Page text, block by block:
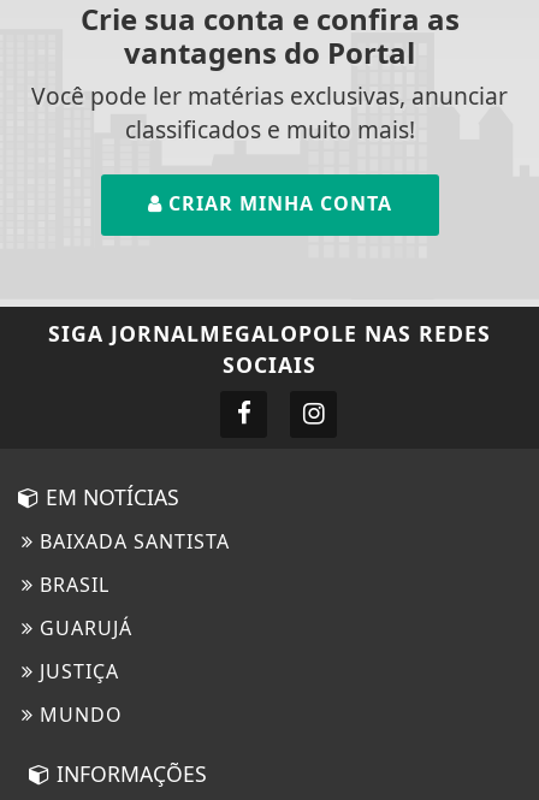
Crie sua conta e confira as
vantagens do Portal
Você pode ler matérias exclusivas, anunciar
classificados e muito mais!
CRIAR MINHA CONTA
SIGA JORNALMEGALOPOLE NAS REDES
SOCIAIS
EM NOTÍCIAS
BAIXADA SANTISTA
BRASIL
GUARUJÁ
JUSTIÇA
MUNDO
INFORMAÇÕES